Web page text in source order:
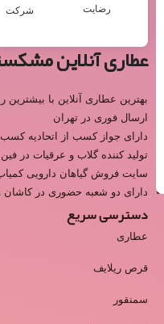
رضایت
شرکت
عطاری آنلاین
بهترین عطاری آنلاین با
ارسال فوری در تهران
دارای جواز کسب از اتحادیه
تولید کننده گلاب و عرقیات در
سایت فروش گیاهان دارویی
دارای دو شعبه حضوری در کاشان
دسترسی سریع
عطاری
قرص ریلایف
سمنقور